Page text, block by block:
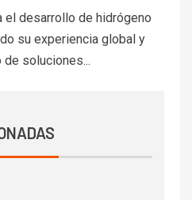
el desarrollo de hidrógeno
su experiencia global y
soluciones...
impacta el
regional: Banco
reporta resultados
en el primer
precio del cobre